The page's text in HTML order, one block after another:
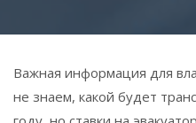
Важная информация для
не знаем, какой будет